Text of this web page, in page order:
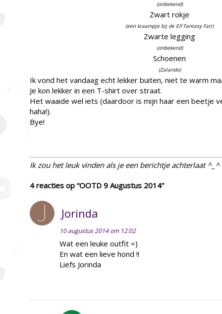
(onbekend)
Zwart rokje
(een kraampje bij de Elf Fantasy Fair)
Zwarte legging
(onbekend)
Schoenen
(Zalando)
Ik vond het vandaag echt lekker buiten, niet te warm
Je kon lekker in een T-shirt over straat.
Het waaide wel iets (daardoor is mijn haar een beetje
haha!).
Bye!
Ik zou het leuk vinden als je een berichtje achterlaat ^_^
4 reacties op “OOTD 9 Augustus 2014”
Jorinda
10 augustus 2014 om 12:02
Wat een leuke outfit =)
En wat een lieve hond !!
Liefs Jorinda